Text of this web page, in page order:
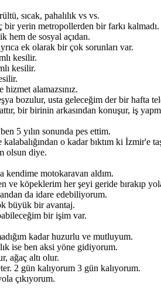
sıcak, pahalılık vs vs.
bir yerin metropollerden bir farkı kalmadı.
hem de sosyal açıdan.
ek olarak bir çok sorunları var.
kesilir.
kesilir.
alamazsınız.
bozulur, usta geleceğim der bir hafta
bir birinin arkasından konuşur, iş
5 yılın sonunda pes ettim.
kalabalığından o kadar bıktım ki İzmir'e
olsun diye.
kendime motokaravan aldım.
ve köpeklerim her şeyi geride bırakıp
da idare edebiliyorum.
büyük bir avantaj.
bir işim var.
kadar huzurlu ve mutluyum.
ise ben aksi yöne gidiyorum.
ağaç altı olur.
2 gün kalıyorum 3 gün kalıyorum.
çıkıyorum.